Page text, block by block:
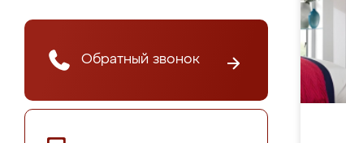
Обратный звонок